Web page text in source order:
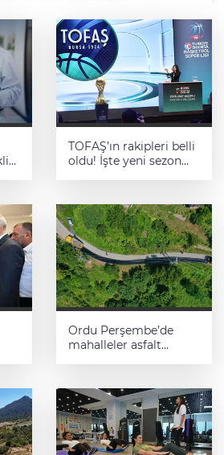
TOFAŞ’ın rakipleri belli
oldu! İşte yeni sezon
Ordu Perşembe’de
mahalleler asfalt